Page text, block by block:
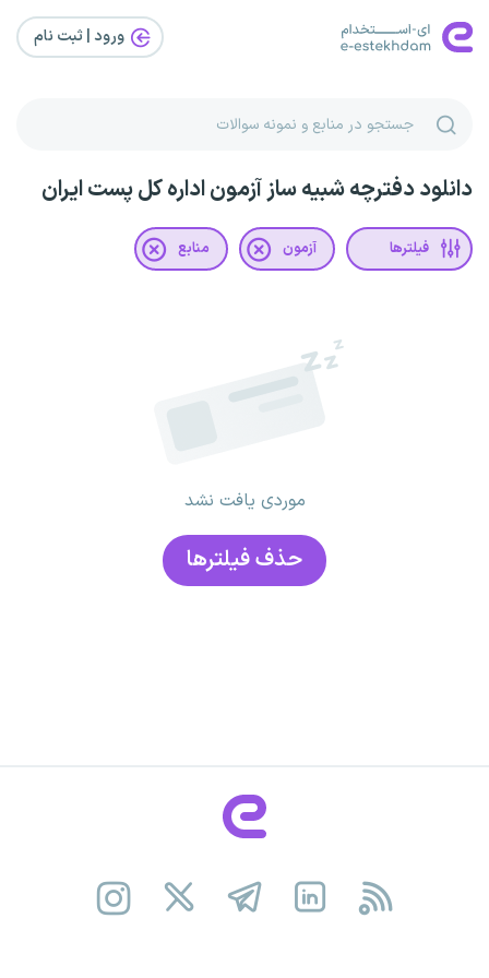
ورود | ثبت‌ نام
دانلود دفترچه شبیه ساز آزمون اداره کل پست ایران
فیلترها آزمون منابع
موردی یافت نشد
حذف فیلتر‌ها